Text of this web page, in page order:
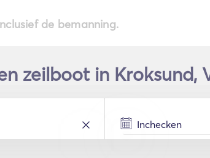
de bemanning.
zeilboot in Kroksund,